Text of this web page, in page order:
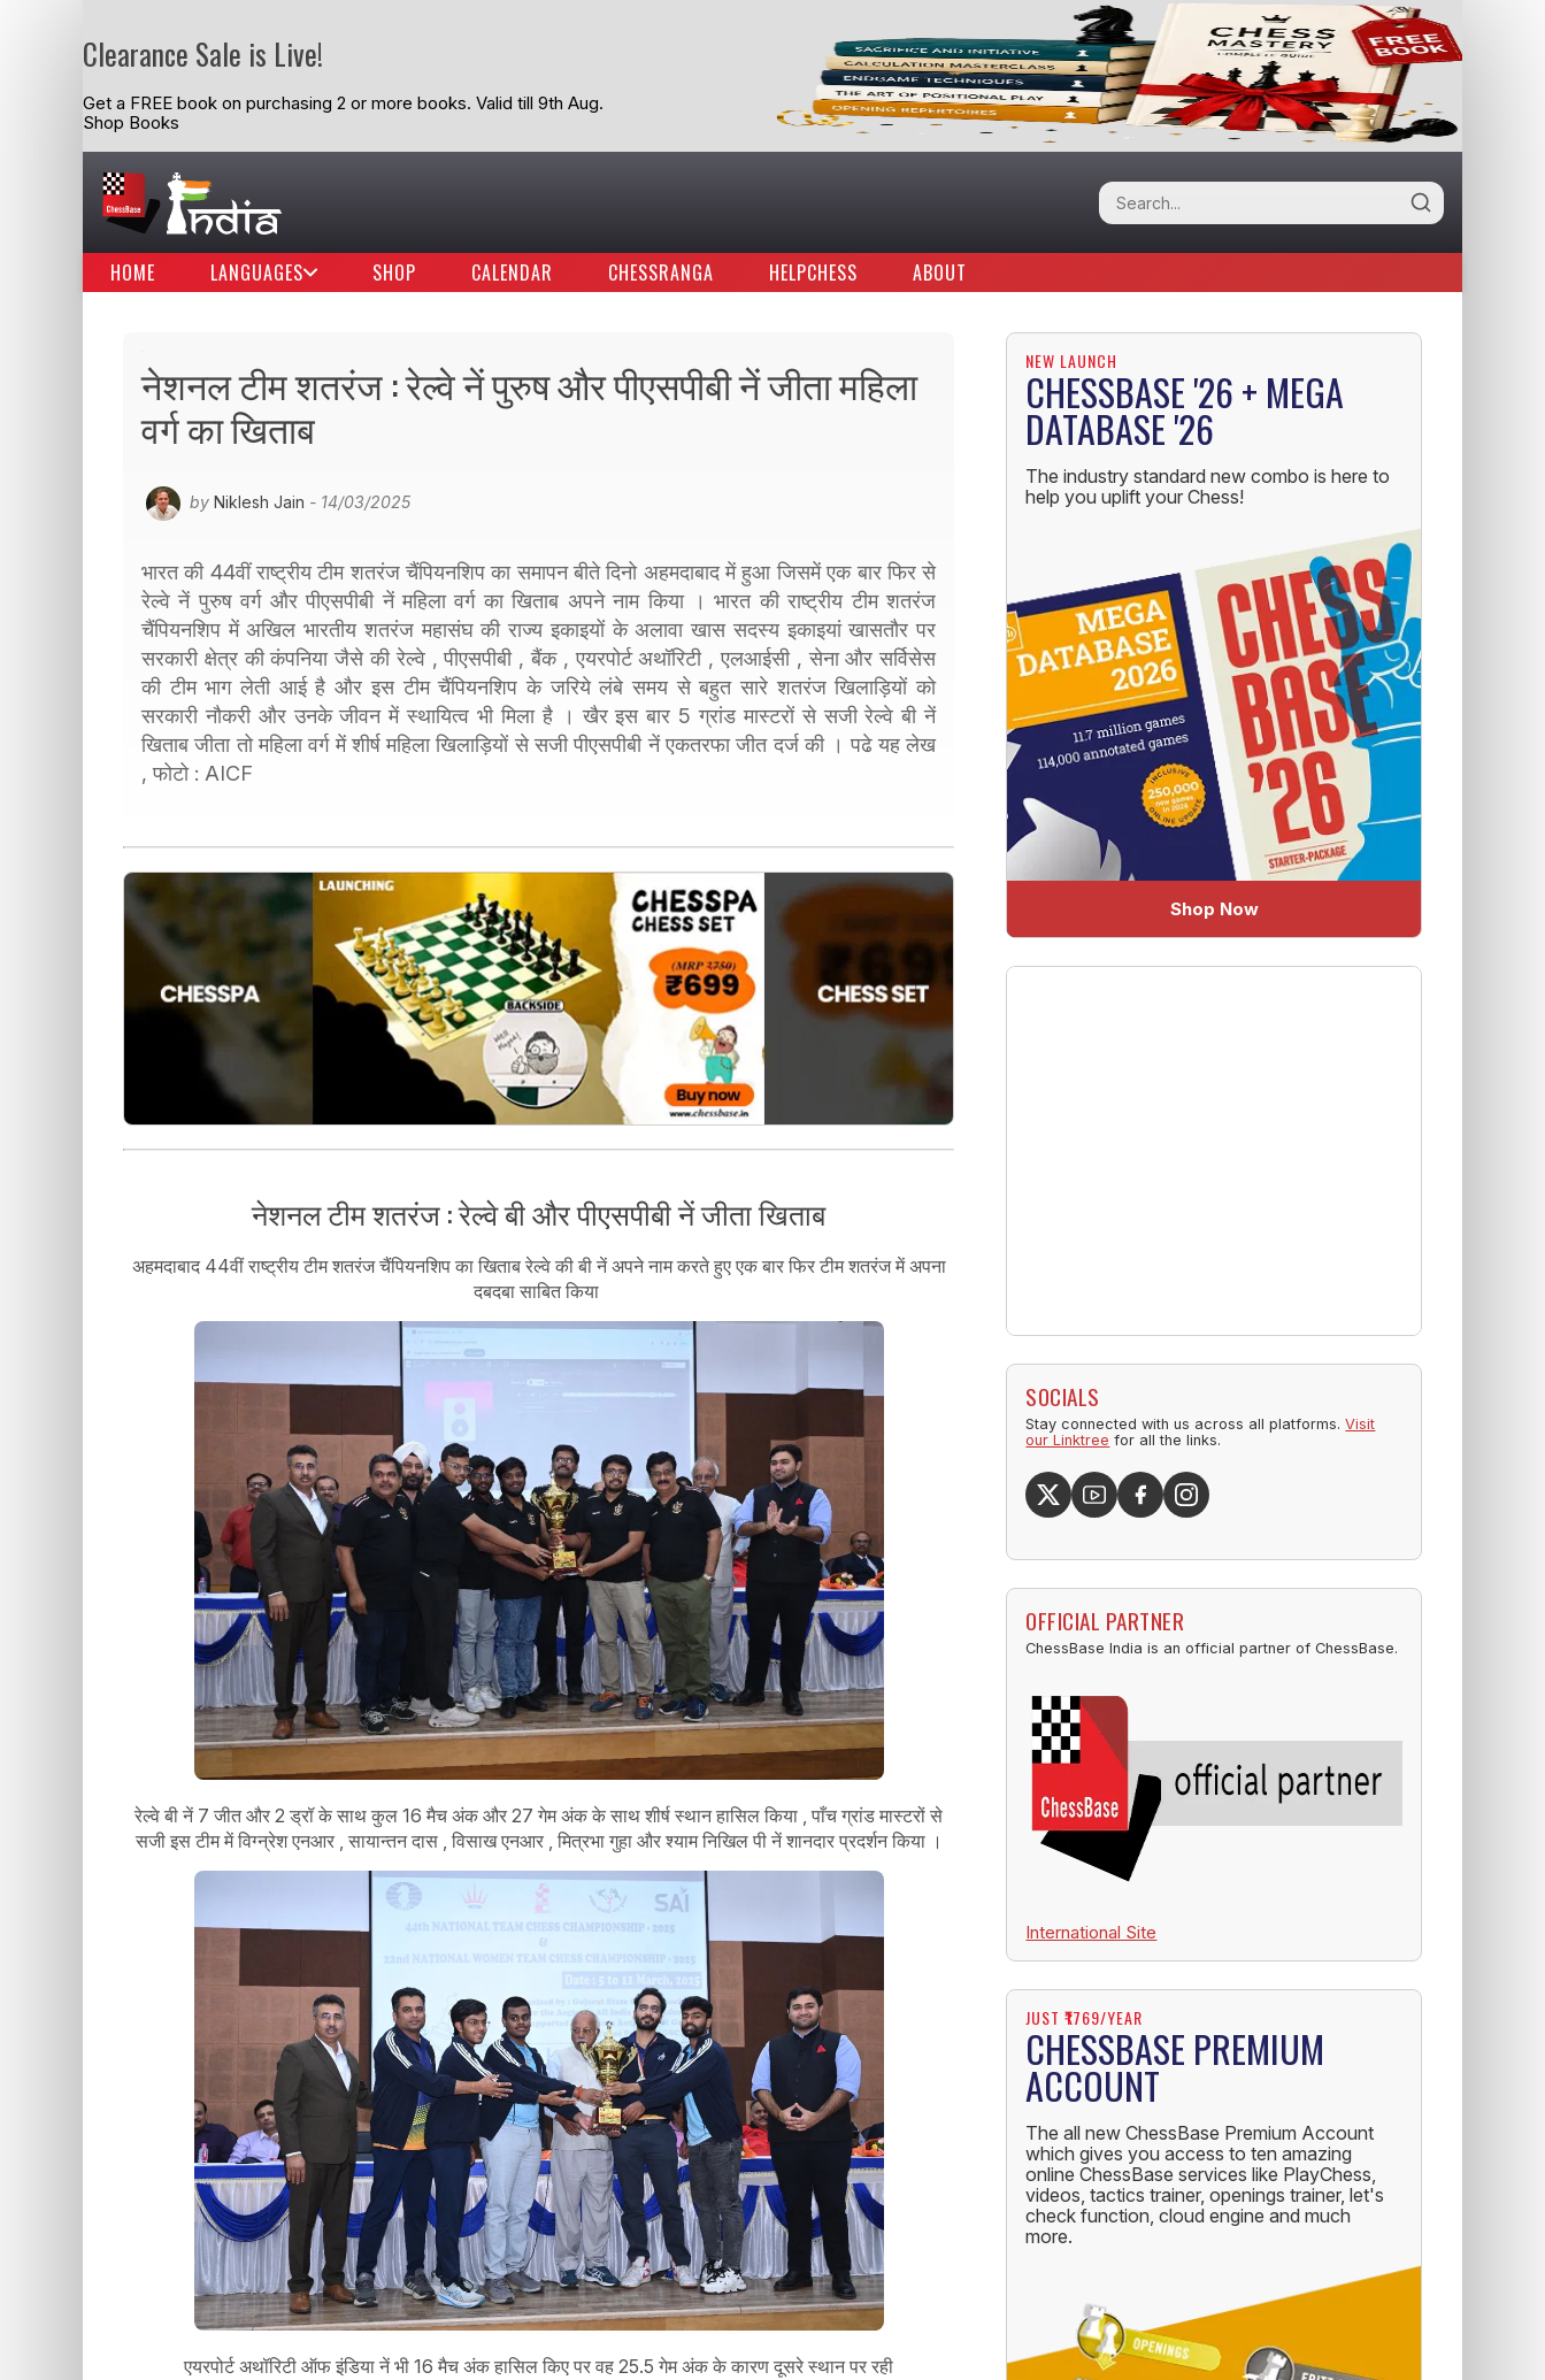
Clearance Sale is Live!
Get a FREE book on purchasing 2 or more books. Valid till 9th Aug.
Shop Books
HOME LANGUAGES SHOP CALENDAR CHESSRANGA HELPCHESS ABOUT
नेशनल टीम शतरंज : रेल्वे नें पुरुष और पीएसपीबी नें जीता महिला
वर्ग का खिताब
by Niklesh Jain - 14/03/2025
भारत की 44वीं राष्ट्रीय टीम शतरंज चैंपियनशिप का समापन बीते दिनो अहमदाबाद में हुआ जिसमें एक बार फिर से
रेल्वे नें पुरुष वर्ग और पीएसपीबी नें महिला वर्ग का खिताब अपने नाम किया । भारत की राष्ट्रीय टीम शतरंज
चैंपियनशिप में अखिल भारतीय शतरंज महासंघ की राज्य इकाइयों के अलावा खास सदस्य इकाइयां खासतौर पर
सरकारी क्षेत्र की कंपनिया जैसे की रेल्वे , पीएसपीबी , बैंक , एयरपोर्ट अथॉरिटी , एलआईसी , सेना और सर्विसेस
की टीम भाग लेती आई है और इस टीम चैंपियनशिप के जरिये लंबे समय से बहुत सारे शतरंज खिलाड़ियों को
सरकारी नौकरी और उनके जीवन में स्थायित्व भी मिला है । खैर इस बार 5 ग्रांड मास्टरों से सजी रेल्वे बी नें
खिताब जीता तो महिला वर्ग में शीर्ष महिला खिलाड़ियों से सजी पीएसपीबी नें एकतरफा जीत दर्ज की । पढे यह लेख
, फोटो : AICF
नेशनल टीम शतरंज : रेल्वे बी और पीएसपीबी नें जीता खिताब
अहमदाबाद 44वीं राष्ट्रीय टीम शतरंज चैंपियनशिप का खिताब रेल्वे की बी नें अपने नाम करते हुए एक बार फिर टीम शतरंज में अपना
दबदबा साबित किया
रेल्वे बी नें 7 जीत और 2 ड्रॉ के साथ कुल 16 मैच अंक और 27 गेम अंक के साथ शीर्ष स्थान हासिल किया , पाँच ग्रांड मास्टरों से
सजी इस टीम में विग्न्रेश एनआर , सायान्तन दास , विसाख एनआर , मित्रभा गुहा और श्याम निखिल पी नें शानदार प्रदर्शन किया ।
एयरपोर्ट अथॉरिटी ऑफ इंडिया नें भी 16 मैच अंक हासिल किए पर वह 25.5 गेम अंक के कारण दूसरे स्थान पर रही
NEW LAUNCH
CHESSBASE '26 + MEGA
DATABASE '26
The industry standard new combo is here to
help you uplift your Chess!
Shop Now
SOCIALS
Stay connected with us across all platforms.Visit
our Linktree for all the links.
OFFICIAL PARTNER
ChessBase India is an official partner of ChessBase.
International Site
JUST ₹1769/YEAR
CHESSBASE PREMIUM
ACCOUNT
The all new ChessBase Premium Account
which gives you access to ten amazing
online ChessBase services like PlayChess,
videos, tactics trainer, openings trainer, let's
check function, cloud engine and much
more.